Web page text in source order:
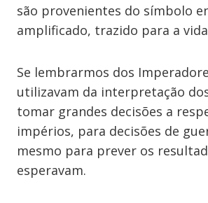
são provenientes do símbolo
amplificado, trazido para a
Se lembrarmos dos
utilizavam da interpretação
tomar grandes decisões a
impérios, para decisões de
mesmo para prever os
esperavam.